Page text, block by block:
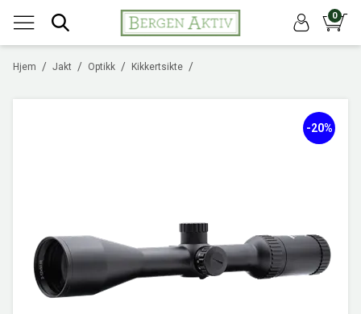
0
/
Hjem /
Jakt /
Optikk /
Kikkertsikte
-20%